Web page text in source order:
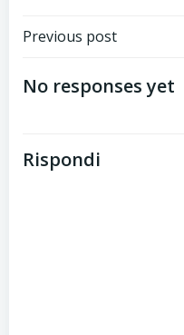
Post
navigation
Previous post
No responses yet
Rispondi